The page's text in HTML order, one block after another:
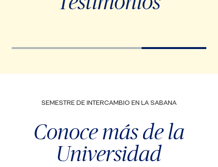
SEMESTRE DE INTERCAMBIO EN LA SABANA
Conoce más de la
Universidad